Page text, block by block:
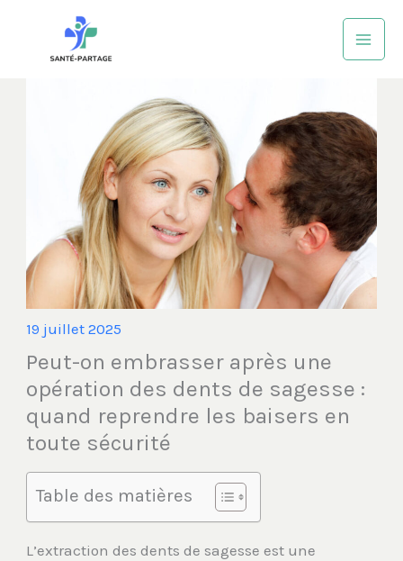
contenu
19 juillet 2025
Peut-on embrasser après une
opération des dents de sagesse :
quand reprendre les baisers en
toute sécurité
Table des matières
L’extraction des dents de sagesse est une